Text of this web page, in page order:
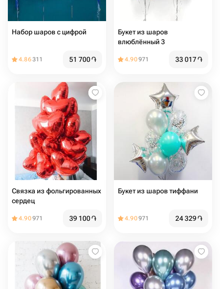
Набор шаров с цифрой
4.86311 51 700֏
Букет из шаров
влюблённый 3
4.90971 33 017֏
Связка из фольгированных
сердец
4.90971 39 100֏
Букет из шаров тиффани
4.90971 24 329֏